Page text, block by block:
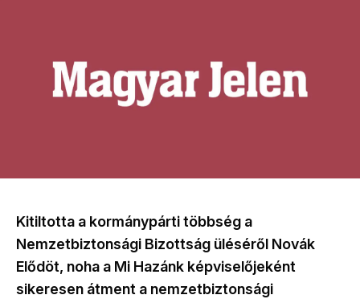
Kitiltotta a kormánypárti többség a
Nemzetbiztonsági Bizottság üléséről Novák
Elődöt, noha a Mi Hazánk képviselőjeként
sikeresen átment a nemzetbiztonsági